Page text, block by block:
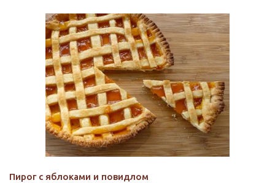
Пирог с яблоками и повидлом